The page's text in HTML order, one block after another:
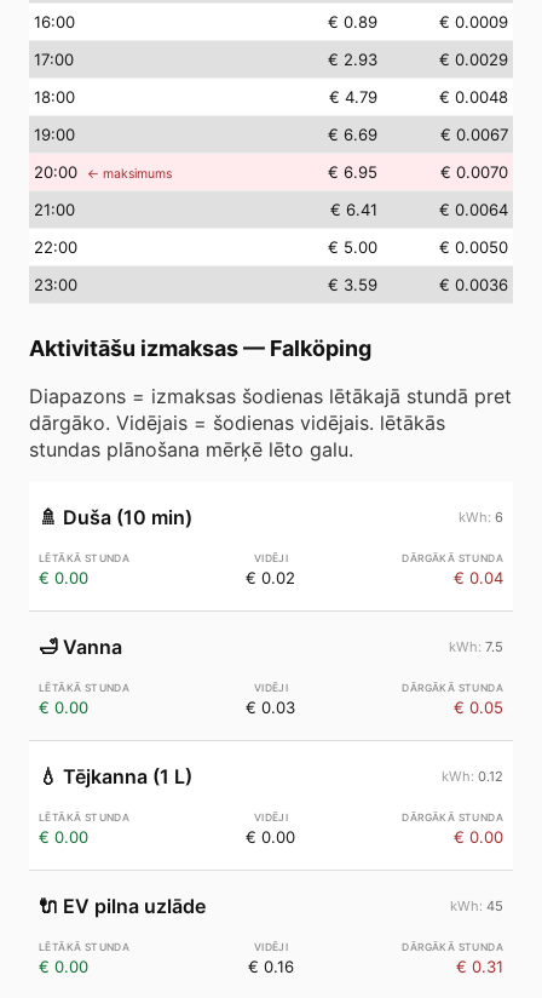
16:00 € 0.89
€ 0.0009
17:00 € 2.93
€ 0.0029
18:00 € 4.79
€ 0.0048
19:00 € 6.69
€ 0.0067
20:00 ← maksimums € 6.95
€ 0.0070
21:00 € 6.41
€ 0.0064
22:00 € 5.00
€ 0.0050
23:00 € 3.59 € 0.0036
Aktivitāšu izmaksas— Falköping
Diapazons = izmaksas šodienas lētākajā stundā pret
dārgāko. Vidējais = šodienas vidējais. lētākās
stundas plānošana mērķē lēto galu.
🚿 Duša (10 min) 6
€ 0.00 € 0.02 € 0.04
🛁 Vanna 7.5
€ 0.00 € 0.03 € 0.05
💧 Tējkanna (1 L) 0.12
€ 0.00 € 0.00 € 0.00
🔌 EV pilna uzlāde 45
€ 0.00 € 0.16 € 0.31